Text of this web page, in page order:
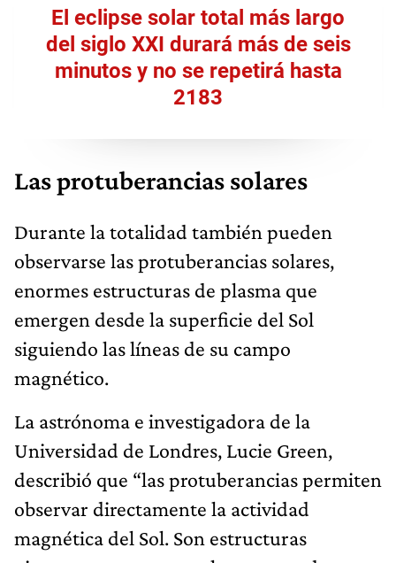
El eclipse solar total más largo
del siglo XXI durará más de seis
minutos y no se repetirá hasta
2183
Las protuberancias solares
Durante la totalidad también pueden
observarse las protuberancias solares,
enormes estructuras de plasma que
emergen desde la superficie del Sol
siguiendo las líneas de su campo
magnético.
La astrónoma e investigadora de la
Universidad de Londres, Lucie Green,
describió que “las protuberancias permiten
observar directamente la actividad
magnética del Sol. Son estructuras